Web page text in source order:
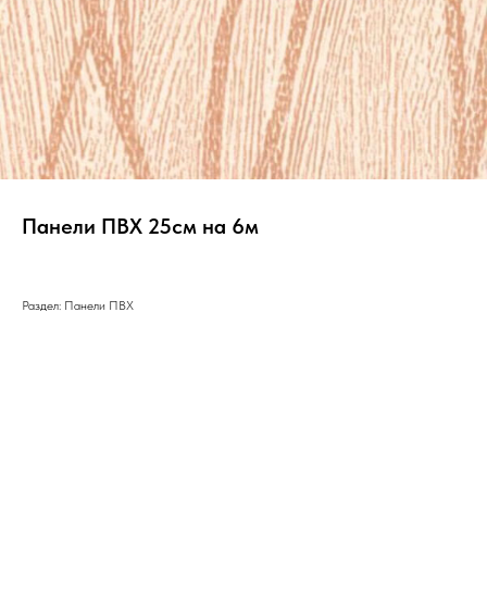
Панели ПВХ 25см на 6м
Раздел: Панели ПВХ